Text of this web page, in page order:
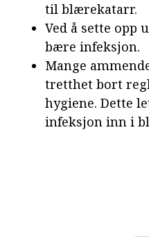
til blærekatarr.
Ved å sette opp
bære infeksjon.
Mange
tretthet bort
hygiene. Dette
infeksjon inn i